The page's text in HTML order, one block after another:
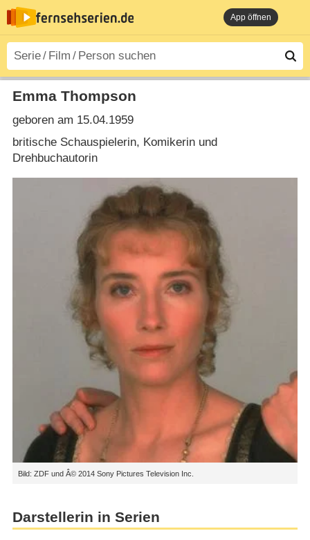
App öffnen
Bild: ZDF und Â© 2014 Sony Pictures Television Inc.
Emma Thompson
geboren am 15.04.1959
britische Schauspielerin, Komikerin und
Drehbuchautorin
Darstellerin in Serien